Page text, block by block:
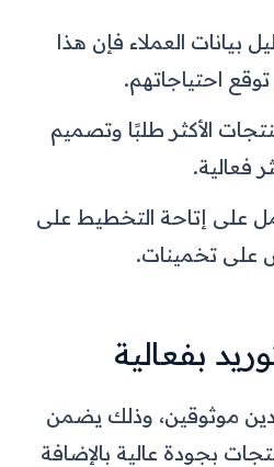
بيانات العملاء فإن هذا
احتياجاتهم.
الأكثر طلبًا وتصميم
فعالية.
على إتاحة التخطيط على
على تخمينات.
بفعالية
موثوقين، وذلك يضمن
بجودة عالية بالإضافة